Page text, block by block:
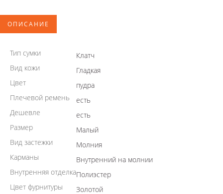
ОПИСАНИЕ
Тип сумки
Клатч
Вид кожи
Гладкая
Цвет
пудра
Плечевой ремень
есть
Дешевле
есть
Размер
Малый
Вид застежки
Молния
Карманы
Внутренний на молнии
Внутренняя отделкаПолиэстер
Цвет фурнитуры
Золотой